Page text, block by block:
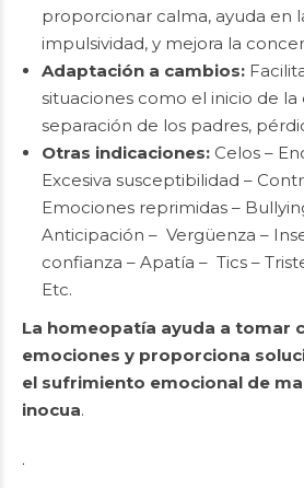
proporcionar calma, ayuda en
impulsividad, y mejora la
Adaptación a cambios:
situaciones como el inicio de la
separación de los padres,
Otras indicaciones: Celos –
Excesiva susceptibilidad –
Emociones reprimidas –
Anticipación – Vergüenza –
confianza – Apatía – Tics –
Etc.
La homeopatía ayuda a tomar
emociones y proporciona
el sufrimiento emocional de
inocua.
.